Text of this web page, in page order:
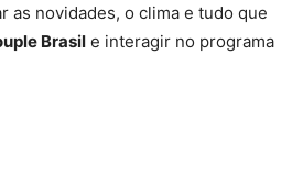
as novidades, o clima e tudo que
Brasil e interagir no programa